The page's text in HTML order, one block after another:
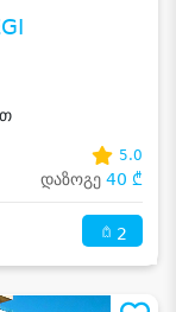
5.0
დაზოგე 40 ₾
2